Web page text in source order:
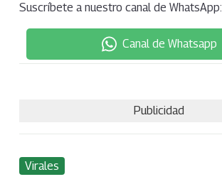
Suscríbete a nuestro canal de WhatsApp:
Canal de Whatsapp
Publicidad
Virales